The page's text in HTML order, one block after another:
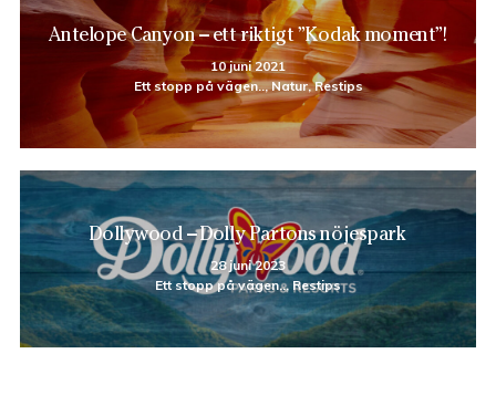
Antelope Canyon – ett riktigt ”Kodak moment”!
10 juni 2021
Ett stopp på vägen.., Natur, Restips
Dollywood – Dolly Partons nöjespark
28 juni 2023
Ett stopp på vägen.., Restips